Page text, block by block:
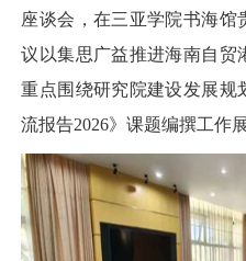
座谈会，在三亚学院书海馆
议以集思广益推进海南自贸
重点围绕研究院建设发展规
流报告2026》课题编撰工作